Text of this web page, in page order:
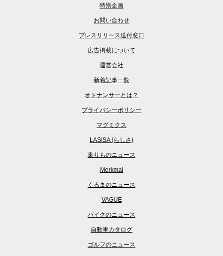
特別企画
お問い合わせ
プレスリリース送付窓口
広告掲載について
運営会社
新着記事一覧
オトナンサーとは？
プライバシーポリシー
マグミクス
LASISA (らしさ)
乗りものニュース
Merkmal
くるまのニュース
VAGUE
バイクのニュース
自動車カタログ
ゴルフのニュース